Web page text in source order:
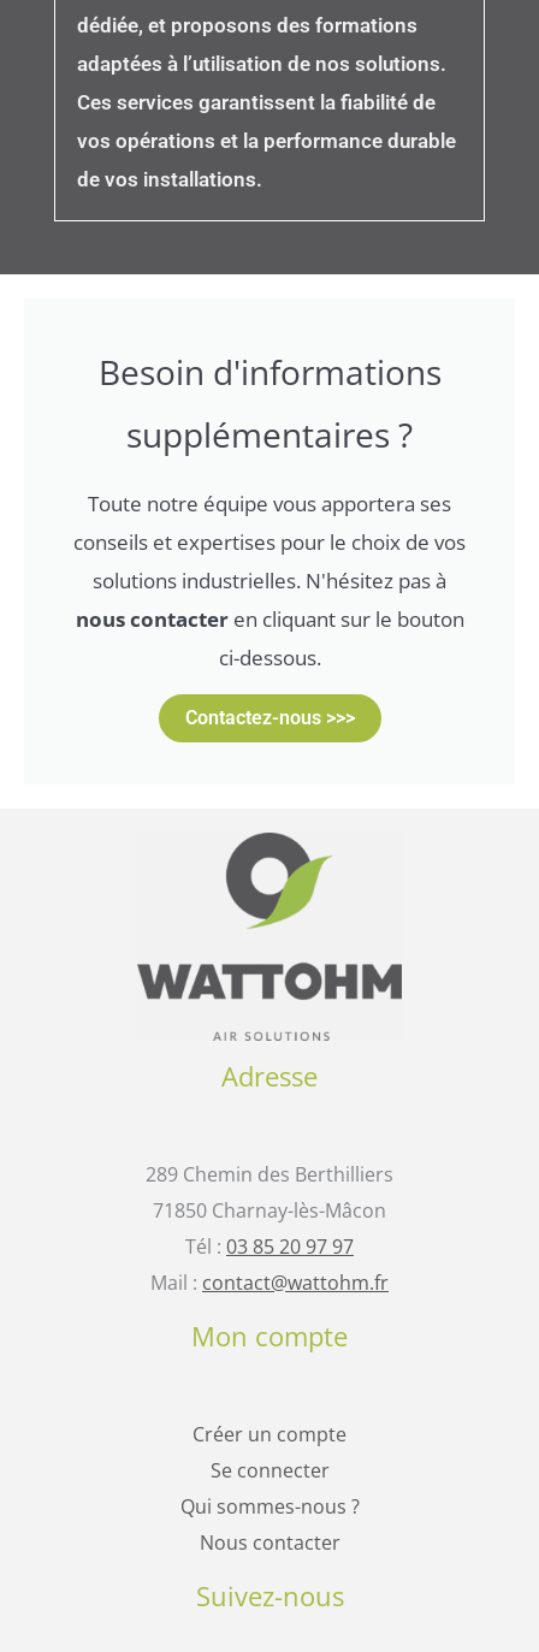
dédiée, et proposons des formations
adaptées à l’utilisation de nos solutions.
Ces services garantissent la fiabilité de
vos opérations et la performance durable
de vos installations.
Besoin d'informations
supplémentaires ?
Toute notre équipe vous apportera ses
conseils et expertises pour le choix de vos
solutions industrielles. N'hésitez pas à
nous contacteren cliquant sur le bouton
ci-dessous.
Contactez-nous >>>
Adresse
289 Chemin des Berthilliers
71850 Charnay-lès-Mâcon
Tél : 03 85 20 97 97
Mail : contact@wattohm.fr
Mon compte
Créer un compte
Se connecter
Qui sommes-nous ?
Nous contacter
Suivez-nous